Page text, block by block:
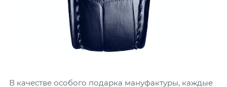
В качестве особого подарка мануфактуры, каждые